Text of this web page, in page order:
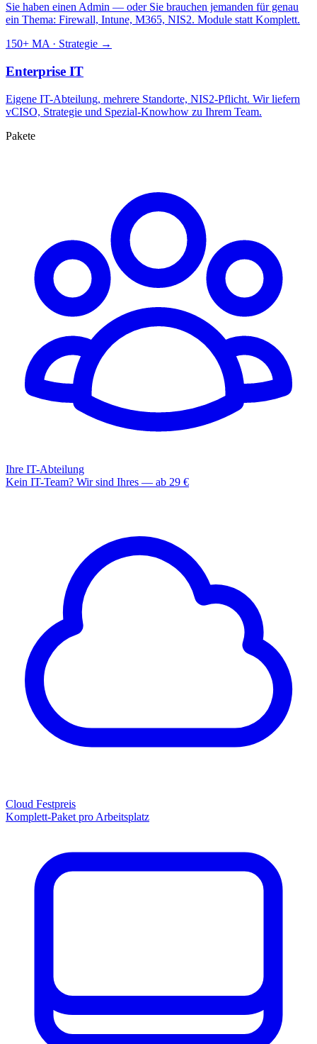
Sie haben einen Admin — oder Sie brauchen jemanden für genau
ein Thema: Firewall, Intune, M365, NIS2. Module statt Komplett.
150+ MA · Strategie →
Enterprise IT
Eigene IT-Abteilung, mehrere Standorte, NIS2-Pflicht. Wir liefern
vCISO, Strategie und Spezial-Knowhow zu Ihrem Team.
Pakete
Ihre IT-Abteilung
Kein IT-Team? Wir sind Ihres — ab 29 €
Cloud Festpreis
Komplett-Paket pro Arbeitsplatz